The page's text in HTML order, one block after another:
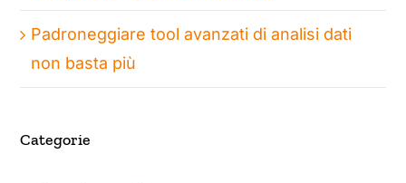
Padroneggiare tool avanzati di analisi dati
non basta più
Categorie